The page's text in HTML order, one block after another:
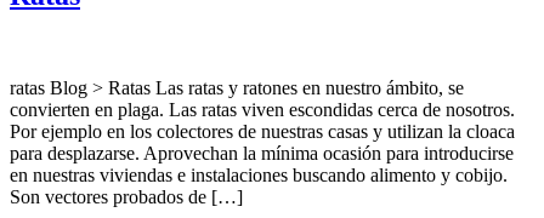
ratas Blog > Ratas Las ratas y ratones en nuestro ámbito, se
convierten en plaga. Las ratas viven escondidas cerca de nosotros.
Por ejemplo en los colectores de nuestras casas y utilizan la cloaca
para desplazarse. Aprovechan la mínima ocasión para introducirse
en nuestras viviendas e instalaciones buscando alimento y cobijo.
Son vectores probados de […]